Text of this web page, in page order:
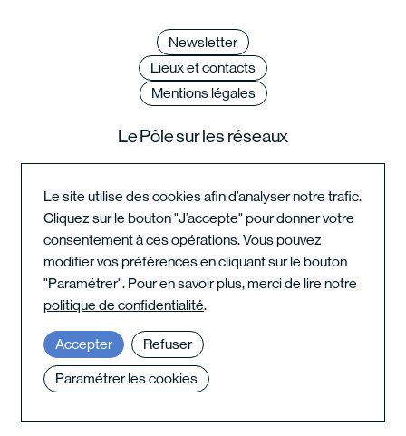
Le site utilise des cookies afin d’analyser notre trafic.
Cliquez sur le bouton "J’accepte" pour donner votre
consentement à ces opérations. Vous pouvez
modifier vos préférences en cliquant sur le bouton
"Paramétrer". Pour en savoir plus, merci de lire notre
politique de confidentialité.
Accepter Refuser
Paramétrer les cookies
Newsletter
Lieux et contacts
Mentions légales
Le Pôle sur les réseaux
Instagram du festival
Instagram de l'école